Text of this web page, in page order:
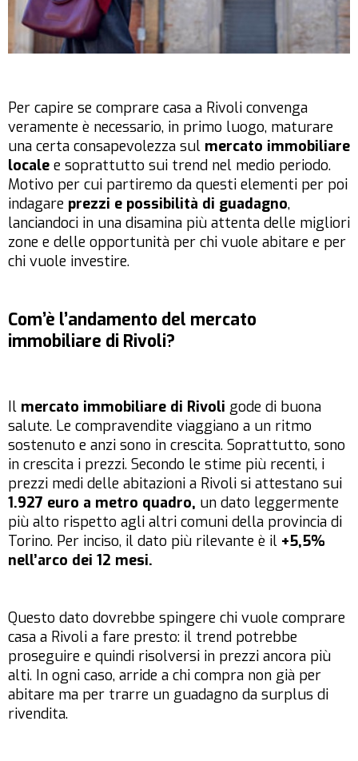
Per capire se comprare casa a Rivoli convenga
veramente è necessario, in primo luogo, maturare
una certa consapevolezza sul mercato immobiliare
locale e soprattutto sui trend nel medio periodo.
Motivo per cui partiremo da questi elementi per poi
indagare prezzi e possibilità di guadagno,
lanciandoci in una disamina più attenta delle migliori
zone e delle opportunità per chi vuole abitare e per
chi vuole investire.
Com’è l’andamento del mercato
immobiliare di Rivoli?
Il mercato immobiliare di Rivoli gode di buona
salute. Le compravendite viaggiano a un ritmo
sostenuto e anzi sono in crescita. Soprattutto, sono
in crescita i prezzi. Secondo le stime più recenti, i
prezzi medi delle abitazioni a Rivoli si attestano sui
1.927 euro a metro quadro, un dato leggermente
più alto rispetto agli altri comuni della provincia di
Torino. Per inciso, il dato più rilevante è il +5,5%
nell’arco dei 12 mesi.
Questo dato dovrebbe spingere chi vuole comprare
casa a Rivoli a fare presto: il trend potrebbe
proseguire e quindi risolversi in prezzi ancora più
alti. In ogni caso, arride a chi compra non già per
abitare ma per trarre un guadagno da surplus di
rivendita.